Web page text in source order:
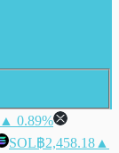
▲ 0.89%
SOL฿2,458.18 ▲